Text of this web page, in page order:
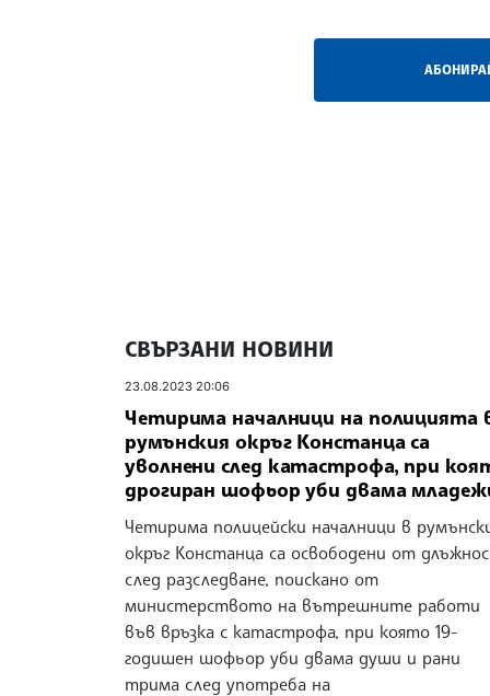
СВЪРЗАНИ НОВИНИ
23.08.2023 20:06
Четирима началници на полицията
румънския окръг Констанца са
уволнени след катастрофа, при
дрогиран шофьор уби двама
Четирима полицейски началници в
окръг Констанца са освободени от
след разследване, поискано от
министерството на вътрешните работи
във връзка с катастрофа, при която 19-
годишен шофьор уби двама души и рани
трима след употреба на